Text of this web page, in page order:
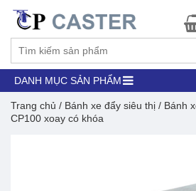
DANH MỤC SẢN PHẨM
Trang chủ / Bánh xe đẩy siêu thị / Bánh
CP100 xoay có khóa